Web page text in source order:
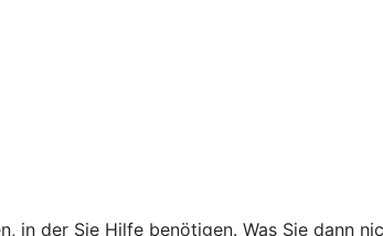
in der Sie Hilfe benötigen. Was Sie dann